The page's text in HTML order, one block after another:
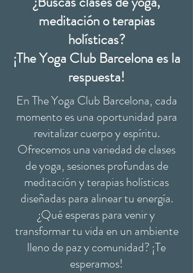
meditación o terapias
holísticas?
¡The Yoga Club Barcelona es la
respuesta!
En The Yoga Club Barcelona, cada
momento es una oportunidad para
revitalizar cuerpo y espíritu.
Ofrecemos una variedad de clases
de yoga, sesiones profundas de
meditación y terapias holísticas
diseñadas para alinear tu energía.
¿Qué esperas para venir y
transformar tu vida en un ambiente
lleno de paz y comunidad? ¡Te
esperamos!